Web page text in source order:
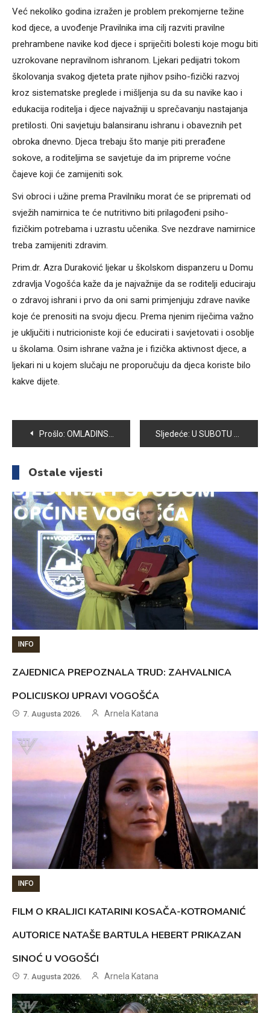
Već nekoliko godina izražen je problem prekomjerne težine
kod djece, a uvođenje Pravilnika ima cilj razviti pravilne
prehrambene navike kod djece i spriječiti bolesti koje mogu biti
uzrokovane nepravilnom ishranom. Ljekari pedijatri tokom
školovanja svakog djeteta prate njihov psiho-fizički razvoj
kroz sistematske preglede i mišljenja su da su navike kao i
edukacija roditelja i djece najvažniji u sprečavanju nastajanja
pretilosti. Oni savjetuju balansiranu ishranu i obaveznih pet
obroka dnevno. Djeca trebaju što manje piti prerađene
sokove, a roditeljima se savjetuje da im pripreme voćne
čajeve koji će zamijeniti sok.
Svi obroci i užine prema Pravilniku morat će se pripremati od
svježih namirnica te će nutritivno biti prilagođeni psiho-
fizičkim potrebama i uzrastu učenika. Sve nezdrave namirnice
treba zamijeniti zdravim.
Prim.dr. Azra Duraković ljekar u školskom dispanzeru u Domu
zdravlja Vogošća kaže da je najvažnije da se roditelji educiraju
o zdravoj ishrani i prvo da oni sami primjenjuju zdrave navike
koje će prenositi na svoju djecu. Prema njenim riječima važno
je uključiti i nutricioniste koji će educirati i savjetovati i osoblje
u školama. Osim ishrane važna je i fizička aktivnost djece, a
ljekari ni u kojem slučaju ne proporučuju da djeca koriste bilo
kakve dijete.
Navigacija
članaka
Prošlo: OMLADINSKI SEKTOR DŽEMATA VOGOŠĆA POKRENUO I SPORTSKE AKTIVNOSTI Sljedeće: U SUBOTU KARATE TURNIR “VOGOŠĆA OPEN 2017”
Ostale vijesti
INFO
ZAJEDNICA PREPOZNALA TRUD: ZAHVALNICA
POLICIJSKOJ UPRAVI VOGOŠĆA
7. Augusta 2026. Arnela Katana
INFO
FILM O KRALJICI KATARINI KOSAČA-KOTROMANIĆ
AUTORICE NATAŠE BARTULA HEBERT PRIKAZAN
SINOĆ U VOGOŠĆI
7. Augusta 2026. Arnela Katana